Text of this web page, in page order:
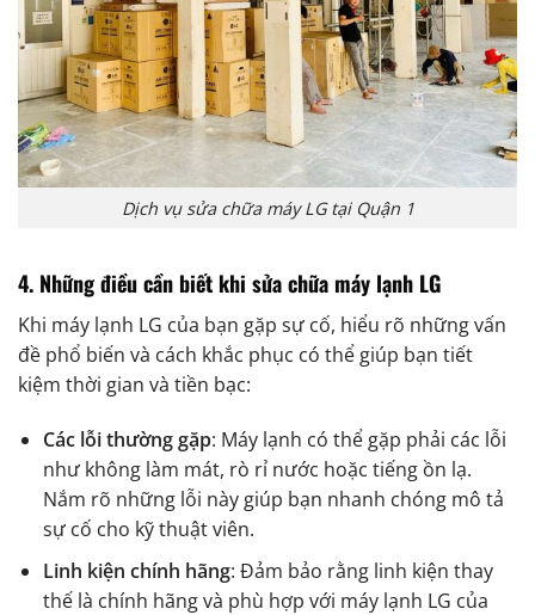
Dịch vụ sửa chữa máy LG tại Quận 1
4. Những điều cần biết khi sửa chữa máy lạnh LG
Khi máy lạnh LG của bạn gặp sự cố, hiểu rõ những vấn
đề phổ biến và cách khắc phục có thể giúp bạn tiết
kiệm thời gian và tiền bạc:
Các lỗi thường gặp: Máy lạnh có thể gặp phải các lỗi
như không làm mát, rò rỉ nước hoặc tiếng ồn lạ.
Nắm rõ những lỗi này giúp bạn nhanh chóng mô tả
sự cố cho kỹ thuật viên.
Linh kiện chính hãng: Đảm bảo rằng linh kiện thay
thế là chính hãng và phù hợp với máy lạnh LG của